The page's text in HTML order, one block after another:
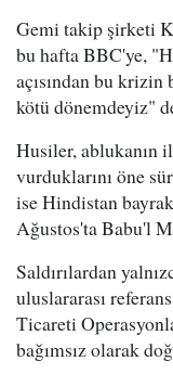
Gemi takip şirketi
bu hafta BBC'ye,
açısından bu krizin
kötü dönemdeyiz"
Husiler, ablukanın
vurduklarını öne
ise Hindistan
Ağustos'ta Babu'l
Saldırılardan
uluslararası
Ticareti
bağımsız olarak